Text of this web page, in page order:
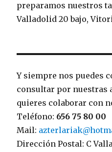
preparamos nuestros
Valladolid 20 bajo,
Y siempre nos puedes
consultar por nuestras
quieres colaborar con
Teléfono: 656 75 80 00
Mail:
Dirección Postal: C